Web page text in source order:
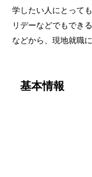
学したい人にとって
リデーなどでもでき
などから、現地就職
基本情報